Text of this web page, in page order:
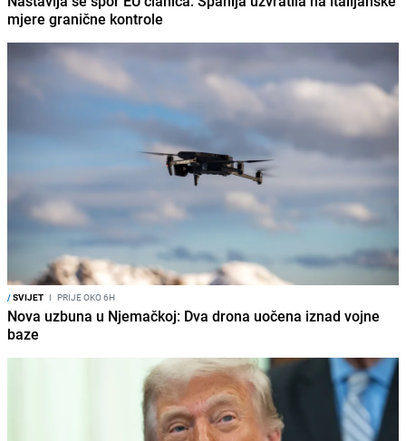
mjere granične kontrole
/SVIJET I PRIJE OKO 6H
Nova uzbuna u Njemačkoj: Dva drona uočena iznad vojne
baze